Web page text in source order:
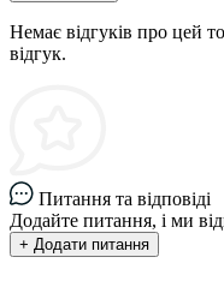
Немає відгуків про цей
відгук.
Питання та відповіді
Додайте питання, і ми
+ Додати питання